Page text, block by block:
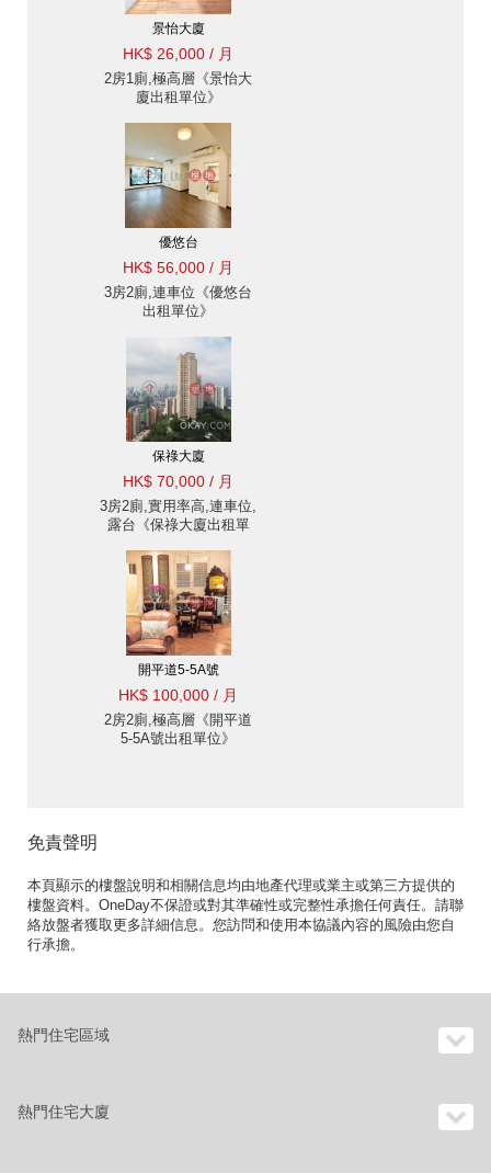
景怡大廈
HK$ 26,000 / 月
2房1廁,極高層《景怡大
廈出租單位》
優悠台
HK$ 56,000 / 月
3房2廁,連車位《優悠台
出租單位》
保祿大廈
HK$ 70,000 / 月
3房2廁,實用率高,連車位,
露台《保祿大廈出租單
開平道5-5A號
HK$ 100,000 / 月
2房2廁,極高層《開平道
5-5A號出租單位》
免責聲明
本頁顯示的樓盤說明和相關信息均由地產代理或業主或第三方提供的
樓盤資料。OneDay不保證或對其準確性或完整性承擔任何責任。請聯
絡放盤者獲取更多詳細信息。您訪問和使用本協議內容的風險由您自
行承擔。
熱門住宅區域
熱門住宅大廈